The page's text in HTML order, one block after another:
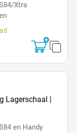
Xtra
van 0 van 5 sterren
Lagerschaal |
en Handy